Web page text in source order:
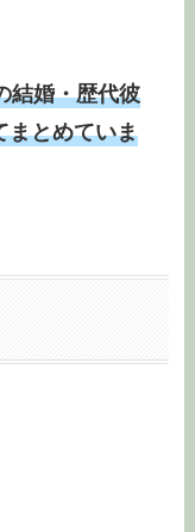
結婚・歴代彼
まとめていま